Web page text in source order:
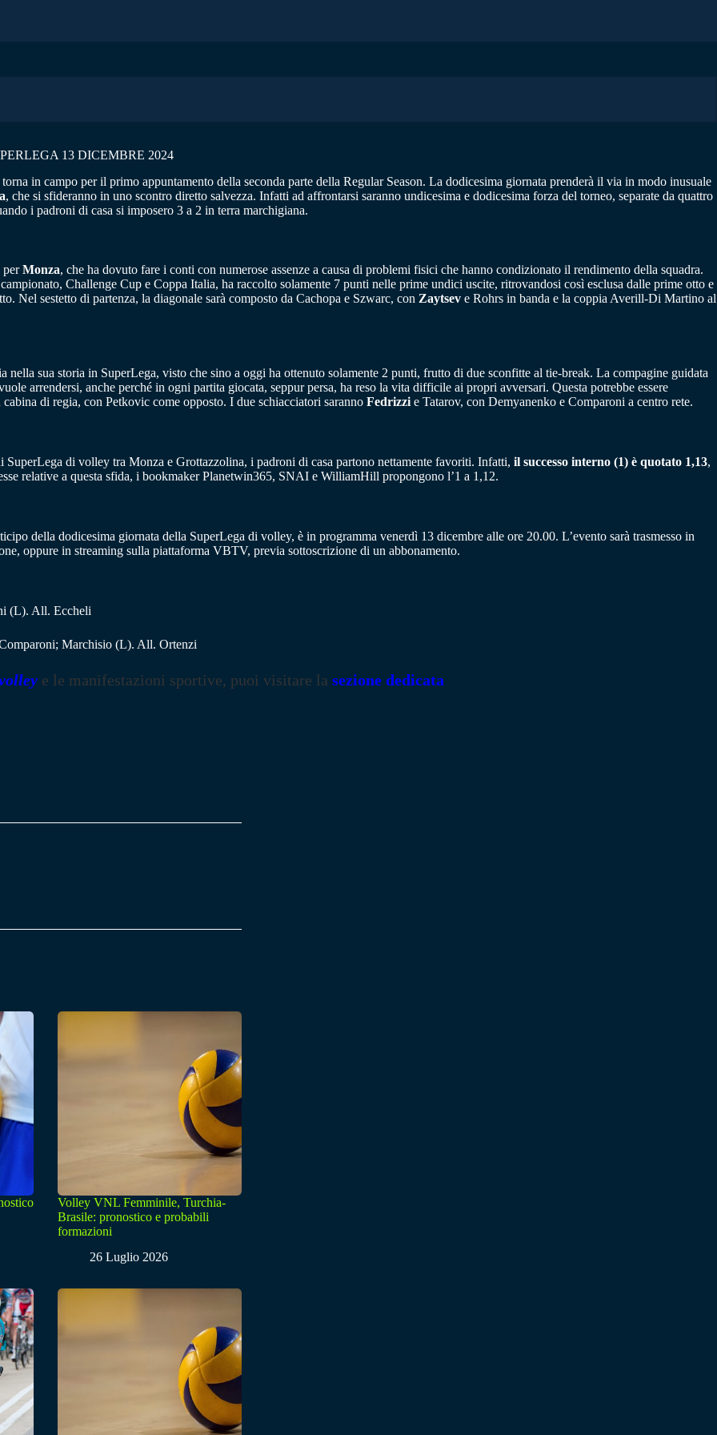
13 DICEMBRE 2024
torna in campo per il primo appuntamento della seconda parte della Regular Season. La dodicesima giornata prenderà il via in modo inusuale
, che si sfideranno in uno scontro diretto salvezza. Infatti ad affrontarsi saranno undicesima e dodicesima forza del torneo, separate da quattro
i padroni di casa si imposero 3 a 2 in terra marchigiana.
perMonza, che ha dovuto fare i conti con numerose assenze a causa di problemi fisici che hanno condizionato il rendimento della squadra.
Challenge Cup e Coppa Italia, ha raccolto solamente 7 punti nelle prime undici uscite, ritrovandosi così esclusa dalle prime otto e
Nel sestetto di partenza, la diagonale sarà composto da Cachopa e Szwarc, con Zaytsev e Rohrs in banda e la coppia Averill-Di Martino al
nella sua storia in SuperLega, visto che sino a oggi ha ottenuto solamente 2 punti, frutto di due sconfitte al tie-break. La compagine guidata
arrendersi, anche perché in ogni partita giocata, seppur persa, ha reso la vita difficile ai propri avversari. Questa potrebbe essere
di regia, con Petkovic come opposto. I due schiacciatori saranno Fedrizzi e Tatarov, con Demyanenko e Comparoni a centro rete.
SuperLega di volley tra Monza e Grottazzolina, i padroni di casa partono nettamente favoriti. Infatti, il successo interno (1) è quotato 1,13,
relative a questa sfida, i bookmaker Planetwin365, SNAI e WilliamHill propongono l’1 a 1,12.
della dodicesima giornata della SuperLega di volley, è in programma venerdì 13 dicembre alle ore 20.00. L’evento sarà trasmesso in
oppure in streaming sulla piattaforma VBTV, previa sottoscrizione di un abbonamento.
(L). All. Eccheli
Marchisio (L). All. Ortenzi
e le manifestazioni sportive, puoi visitare la sezione dedicata
Volley VNL Femminile, Turchia-
Brasile: pronostico e probabili
formazioni
26 Luglio 2026